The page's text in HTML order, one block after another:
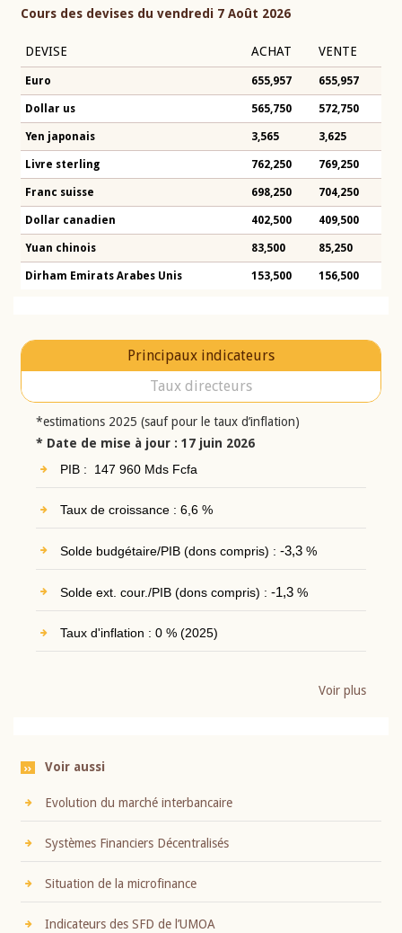
Cours des devises du vendredi 7 Août 2026
DEVISE ACHAT VENTE
Euro 655,957 655,957
Dollar us 565,750 572,750
Yen japonais 3,565 3,625
Livre sterling 762,250 769,250
Franc suisse 698,250 704,250
Dollar canadien 402,500 409,500
Yuan chinois 83,500 85,250
Dirham Emirats Arabes Unis 153,500 156,500
Principaux indicateurs
Taux directeurs
*estimations 2025 (sauf pour le taux d’inflation)
* Date de mise à jour : 17 juin 2026
PIB : 147 960 Mds Fcfa
Taux de croissance : 6,6 %
Solde budgétaire/PIB (dons compris) : -3,3%
Solde ext. cour./PIB (dons compris) : -1,3%
Taux d'inflation : 0 % (2025)
Voir plus
Voir aussi
Evolution du marché interbancaire
Systèmes Financiers Décentralisés
Situation de la microfinance
Indicateurs des SFD de l’UMOA